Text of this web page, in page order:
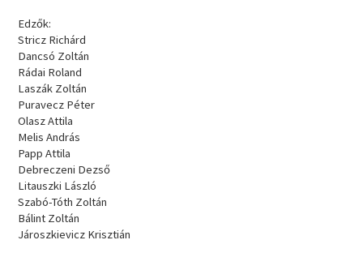
Edzők:
Stricz Richárd
Dancsó Zoltán
Rádai Roland
Laszák Zoltán
Puravecz Péter
Olasz Attila
Melis András
Papp Attila
Debreczeni Dezső
Litauszki László
Szabó-Tóth Zoltán
Bálint Zoltán
Jároszkievicz Krisztián